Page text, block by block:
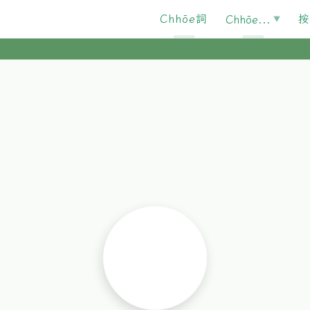
Chhōe詞 Chhōe...